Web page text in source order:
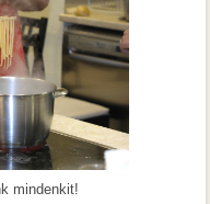
mindenkit!